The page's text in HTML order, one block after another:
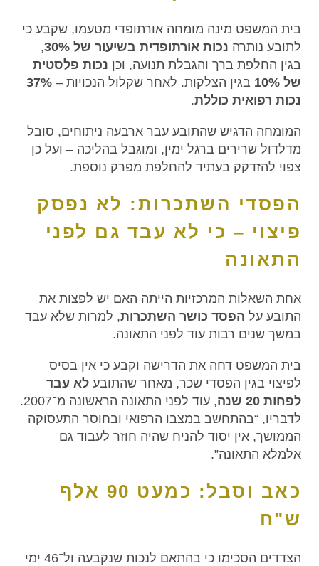
בית המשפט מינה מומחה אורתופדי מטעמו, שקבע כי
לתובע נותרה נכות אורתופדית בשיעור של 30%
,
בגין החלפת ברך והגבלת תנועה, וכן נכות פלסטית
של 10%
בגין הצלקות. לאחר שקלול הנכויות – 37%
נכות רפואית כוללת.
המומחה הדגיש שהתובע עבר ארבעה ניתוחים, סובל
מדלדול שרירים ברגל ימין, ומוגבל בהליכה – ועל כן
צפוי להזדקק בעתיד להחלפת מפרק נוספת.
הפסדי השתכרות: לא נפסק
פיצוי – כי לא עבד גם לפני
התאונה
אחת השאלות המרכזיות הייתה האם יש לפצות את
התובע על הפסד כושר השתכרות, למרות שלא עבד
במשך שנים רבות עוד לפני התאונה.
בית המשפט דחה את הדרישה וקבע כי אין בסיס
לפיצוי בגין הפסדי שכר, מאחר שהתובע לא עבד
לפחות 20 שנה
, עוד לפני התאונה הראשונה מ־2007.
לדבריו, “בהתחשב במצבו הרפואי ובחוסר התעסוקה
הממושך, אין יסוד להניח שהיה חוזר לעבוד גם
אלמלא התאונה”.
כאב וסבל: כמעט 90 אלף
ש"ח
הצדדים הסכימו כי בהתאם לנכות שנקבעה ול־46 ימי